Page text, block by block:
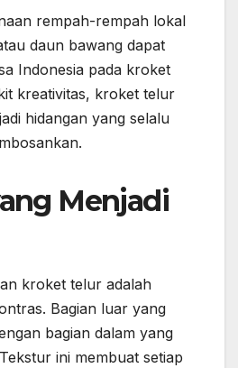
rempah-rempah lokal
daun bawang dapat
Indonesia pada kroket
kreativitas, kroket telur
hidangan yang selalu
Menjadi
kroket telur adalah
Bagian luar yang
bagian dalam yang
ini membuat setiap